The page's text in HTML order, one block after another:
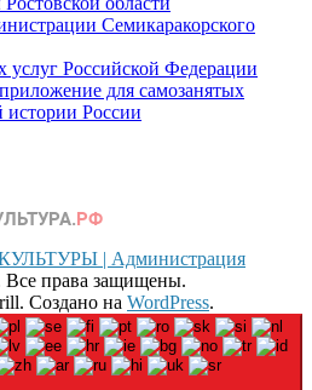
| Администрация
Все права защищены.
Создано на WordPress.